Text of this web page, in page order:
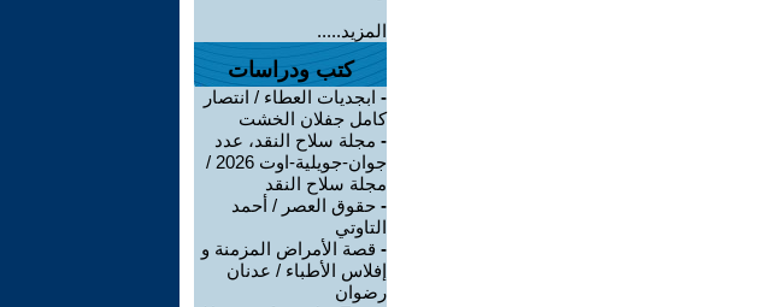
المزيد.....
كتب ودراسات
- ابجديات العطاء / انتصار
كامل جفلان الخشت
- مجلة سلاح النقد، عدد
جوان-جويلية-اوت 2026 /
مجلة سلاح النقد
- حقوق العصر / أحمد
التاوتي
- قصة الأمراض المزمنة و
إفلاس الأطباء / عدنان
رضوان